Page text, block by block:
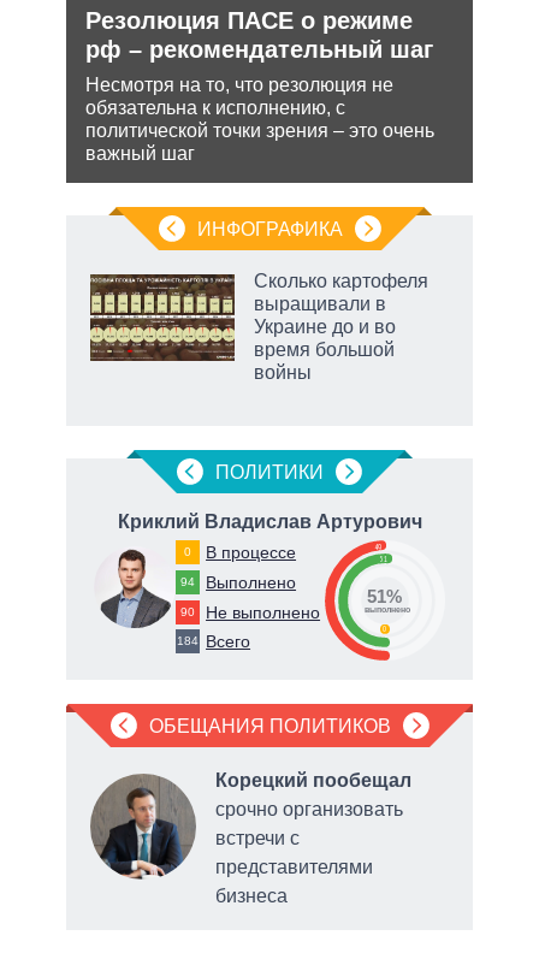
Резолюция ПАСЕ о режиме
рф – рекомендательный шаг
Несмотря на то, что резолюция не
обязательна к исполнению, с
политической точки зрения – это очень
важный шаг
ИНФОГРАФИКА
Сколько картофеля
выращивали в
Украине до и во
время большой
войны
ПОЛИТИКИ
Криклий Владислав Артурович
0 В процессе
94 Выполнено
90 Не выполнено
184 Всего
49
51
0
51%
выполнено
ОБЕЩАНИЯ ПОЛИТИКОВ
Корецкий пообещал
срочно организовать
встречи с
представителями
бизнеса